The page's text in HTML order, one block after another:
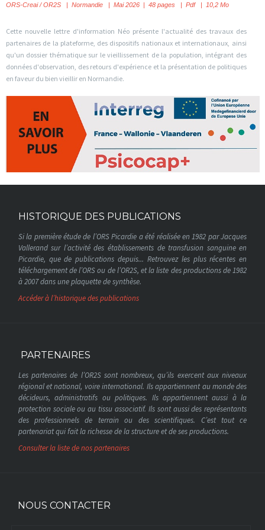
ORS-Creai / OR2S | Normandie | Mai 2026 | 48 pages | Pdf | 10,2 Mo
Cette nouvelle lettre d'information Néo présente l'actualité des travaux des
partenaires de la plateforme, des dispositifs nationaux et internationaux, ainsi
qu'un dossier thématique sur le vieillissement de la population, intégrant des
données d'observation, des retours d'expérience et la présentation de politiques
en faveur du bien vieillir en Normandie.
HISTORIQUE DES PUBLICATIONS
Si la première étude de l’ORS Picardie a été réalisée en 1982 par Jacques
Vallerand sur l’activité des établissements de transfusion sanguine en
Picardie, que de publications depuis... Retrouvez les plus récentes en
téléchargement de l’ORS ou de l’OR2S, et la liste des productions de 1982
à 2007 dans une plaquette de synthèse.
Accéder à l’historique des publications
PARTENAIRES
Les partenaires de l’OR2S sont nombreux, qu’ils exercent aux niveaux
régional et national, voire international. Ils appartiennent au monde des
décideurs, administratifs ou politiques. Ils appartiennent aussi à la
protection sociale ou au tissu associatif. Ils sont aussi des représentants
des professionnels de terrain ou des scientifiques. C’est tout ce
partenariat qui fait la richesse de la structure et de ses productions.
Consulter la liste de nos partenaires
NOUS CONTACTER